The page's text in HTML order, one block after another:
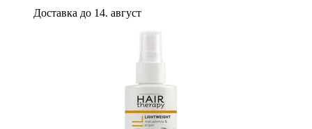
Доставка до 14. август